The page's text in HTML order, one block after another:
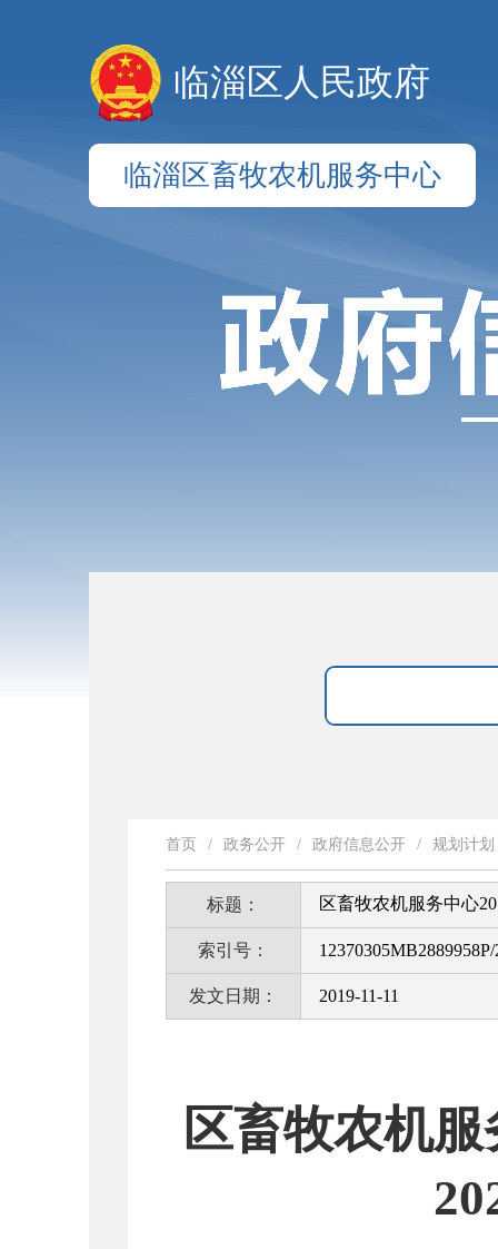
临淄区人民政府
临淄区畜牧农机服务中心
首页 / 政务公开 / 政府信息公开 / 规划计划
标题： 区畜牧农机服务中心
索引号：
发文日期： 2019-11-11
区畜牧农机